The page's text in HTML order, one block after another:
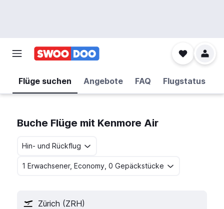
Flüge suchen Angebote FAQ Flugstatus
Buche Flüge mit Kenmore Air
Hin- und Rückflug
1 Erwachsener, Economy, 0 Gepäckstücke
Zürich (ZRH)